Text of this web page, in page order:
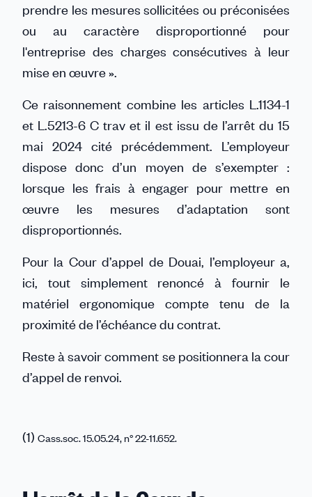
prendre les mesures sollicitées ou préconisées
ou au caractère disproportionné pour
l'entreprise des charges consécutives à leur
mise en œuvre ».
Ce raisonnement combine les articles L.1134-1
et L.5213-6 C trav et il est issu de l’arrêt du 15
mai 2024 cité précédemment. L’employeur
dispose donc d’un moyen de s’exempter :
lorsque les frais à engager pour mettre en
œuvre les mesures d’adaptation sont
disproportionnés.
Pour la Cour d’appel de Douai, l’employeur a,
ici, tout simplement renoncé à fournir le
matériel ergonomique compte tenu de la
proximité de l’échéance du contrat.
Reste à savoir comment se positionnera la cour
d’appel de renvoi.
(1) Cass.soc. 15.05.24, n° 22-11.652.